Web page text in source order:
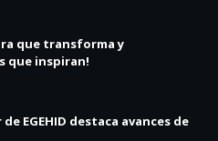
que transforma y
que inspiran!
EGEHID destaca avances de